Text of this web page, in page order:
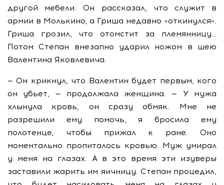
другой мебели. Он рассказал, что служит в
армии в Молькино, а Гриша недавно «откинулся».
Гриша грозил, что отомстит за племянницу…
Потом Степан внезапно ударил ножом в шею
Валентина Яковлевича.
— Он крикнул, что Валентин будет первым, кого
он убьет, — продолжала женщина. — У мужа
хлынула кровь, он сразу обмяк. Мне не
разрешили ему помочь, я бросила ему
полотенце, чтобы прижал к ране. Оно
моментально пропиталось кровью. Муж умирал
у меня на глазах. А в это время эти изуверы
заставили жарить им яичницу. Степан процедил,